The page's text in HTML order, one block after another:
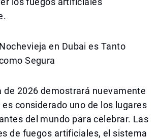
en Dubai es Tanto
Segura
de 2026 demostrará nuevamente
es considerado uno de los lugares
del mundo para celebrar. Las
de fuegos artificiales, el sistema